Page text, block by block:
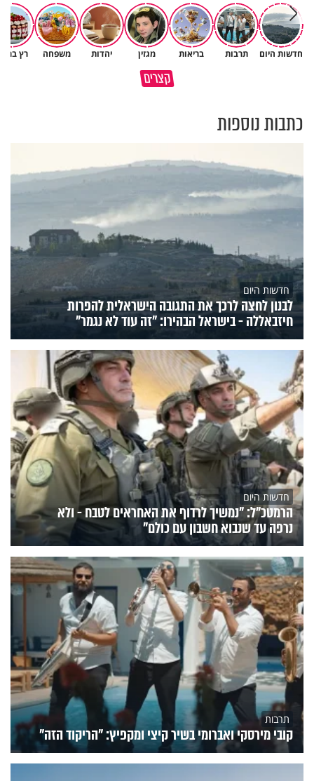
חדשות היום תרבות בריאות מגזין יהדות משפחה רץ
קצרים
הגעתי לגיל 108 בזכות הכיבוד
כתבות נוספות
חדשות היום
לבנון לחצה לרכך את התגובה הישראלית להפרות
חיזבאללה - בישראל הבהירו: "זה עוד לא נגמר"
חדשות היום
הרמטכ"ל: "נמשיך לרדוף את האחראים לטבח - ולא
נרפה עד שנבוא חשבון עם כולם"
תרבות
קובי מירסקי ואברומי בשיר קיצי ומקפיץ: "הריקוד הזה"